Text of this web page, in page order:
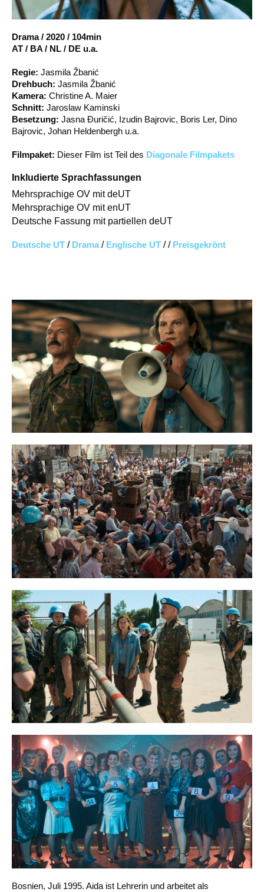
Account
Drama / 2020 / 104min
AT / BA / NL / DE u.a.
Regie: Jasmila Žbanić
Drehbuch: Jasmila Žbanić
Kamera: Christine A. Maier
Schnitt: Jaroslaw Kaminski
Besetzung: Jasna Đuričić, Izudin Bajrovic, Boris Ler, Dino
Bajrovic, Johan Heldenbergh u.a.
Filmpaket: Dieser Film ist Teil des Diagonale Filmpakets
Inkludierte Sprachfassungen
Mehrsprachige OV mit deUT
Mehrsprachige OV mit enUT
Deutsche Fassung mit partiellen deUT
Deutsche UT / Drama / Englische UT / / Preisgekrönt
Bosnien, Juli 1995. Aida ist Lehrerin und arbeitet als